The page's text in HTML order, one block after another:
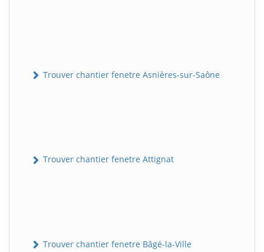
Trouver chantier fenetre Asnières-sur-Saône
Trouver chantier fenetre Attignat
Trouver chantier fenetre Bâgé-la-Ville